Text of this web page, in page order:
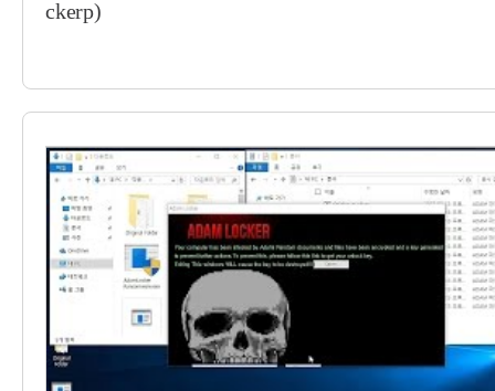
ckerp)